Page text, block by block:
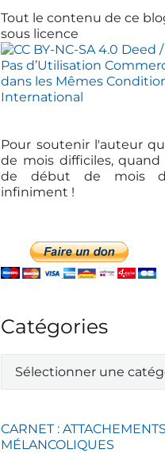
Tout le contenu de ce
sous licence
Pour soutenir l'auteur
de mois difficiles,
de début de mois
infiniment !
Catégories
t
g
o
CARNET : ATTACHEMENTS
MÉLANCOLIQUES